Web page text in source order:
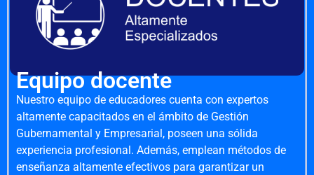
Equipo docente
Nuestro equipo de educadores cuenta con expertos
altamente capacitados en el ámbito de Gestión
Gubernamental y Empresarial, poseen una sólida
experiencia profesional. Además, emplean métodos de
enseñanza altamente efectivos para garantizar un